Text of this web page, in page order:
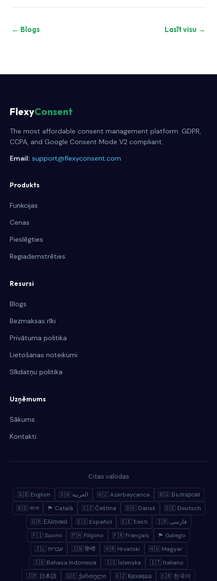
← Blogs Lasīt visu →
FlexyConsent
The most affordable consent management platform. GDPR,
CCPA, and Google Consent Mode V2 compliant.
Email: support@flexyconsent.com
Produkts
Funkcijas
Cenas
Pieslēgties
Regiademstrēties
Resursi
Blogs
Bezmaksas rīki
Privātuma politika
Lietošanas noteikumi
Sīkdatņu politika
Uzņēmums
Sākums
Kontakti
Citas valodas
🇬🇧 English 🇸🇦 العربية 🇦🇿 Azərbaycanca
🇧🇬 Български
🇧🇩 বাংলা
🏴 Català 🇨🇿 Čeština 🇩🇰 Dansk
🇩🇪 Deutsch
🇬🇷 Ελληνικά
🇪🇸 Español 🇪🇪 Eesti
🇮🇷 فارسی
🇫🇮 Suomi
🇵🇭 Filipino 🇫🇷 Français
🏴 Galego
🇮🇱 עברית
🇮🇳 हिन्दी 🇭🇷 Hrvatski
🇭🇺 Magyar
🇮🇩 Bahasa Indonesia
🇮🇸 Íslenska
🇮🇹 Italiano
🇯🇵 日本語
🇬🇪 ქართული 🇰🇿 Қазақша 🇰🇷 한국어